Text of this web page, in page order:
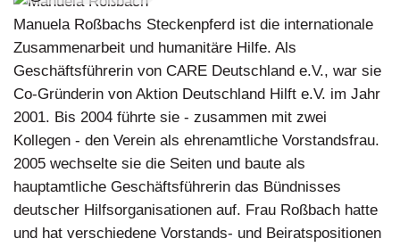
Manuela Roßbachs Steckenpferd ist die internationale
Zusammenarbeit und humanitäre Hilfe. Als
Geschäftsführerin von CARE Deutschland e.V., war sie
Co-Gründerin von Aktion Deutschland Hilft e.V. im Jahr
2001. Bis 2004 führte sie - zusammen mit zwei
Kollegen - den Verein als ehrenamtliche Vorstandsfrau.
2005 wechselte sie die Seiten und baute als
hauptamtliche Geschäftsführerin das Bündnisses
deutscher Hilfsorganisationen auf. Frau Roßbach hatte
und hat verschiedene Vorstands- und Beiratspositionen